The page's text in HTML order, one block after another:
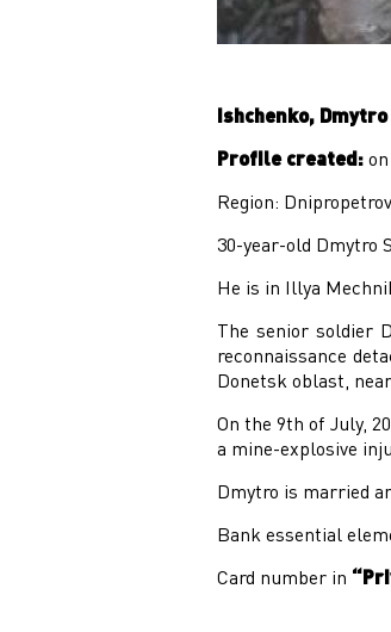
Ishchenko,
Profile created:
Region:
30-year-old Dmytro
He is in Illya
The senior soldier
reconnaissance
Donetsk oblast,
On the 9th of July,
a mine-explosive
Dmytro is married
Bank essential
Card number in